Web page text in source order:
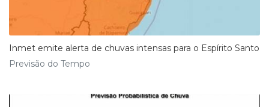
Inmet emite alerta de chuvas intensas para o Espírito Santo
Previsão do Tempo